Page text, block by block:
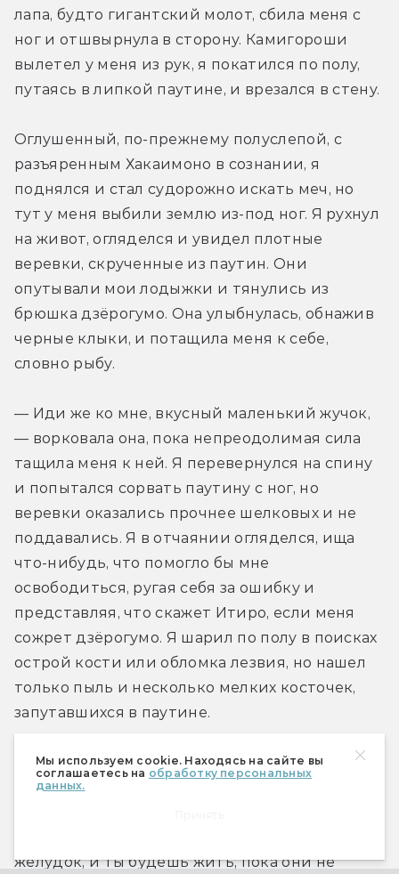
Мы используем cookie. Находясь на сайте вы
соглашаетесь на обработку персональных
данных.
лапа, будто гигантский молот, сбила меня с
ног и отшвырнула в сторону. Камигороши
вылетел у меня из рук, я покатился по полу,
путаясь в липкой паутине, и врезался в стену.
Оглушенный, по­-прежнему полуслепой, с
разъяренным Хакаимоно в сознании, я
поднялся и стал судорожно искать меч, но
тут у меня выбили землю из-­под ног. Я рухнул
на живот, огляделся и увидел плотные
веревки, скрученные из паутин. Они
опутывали мои лодыжки и тянулись из
брюшка дзёрогумо. Она улыбнулась, обнажив
черные клыки, и потащила меня к себе,
словно рыбу.
— Иди же ко мне, вкусный маленький жучок,
— ворковала она, пока непреодолимая сила
тащила меня к ней. Я перевернулся на спину
и попытался сорвать паутину с ног, но
веревки оказались прочнее шелковых и не
поддавались. Я в отчаянии огляделся, ища
что­-нибудь, что помогло бы мне
освободиться, ругая себя за ошибку и
представляя, что скажет Итиро, если меня
сожрет дзёрогумо. Я шарил по полу в поисках
острой кости или обломка лезвия, но нашел
только пыль и несколько мелких косточек,
запутавшихся в паутине.
— У меня для тебя особый подарок, человек,
— сказала дзёгуромо, продолжая волочить
желудок, и ты будешь жить, пока они не